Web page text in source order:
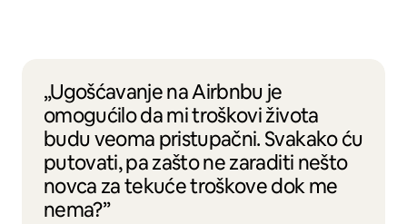
„Ugošćavanje na Airbnbu je
omogućilo da mi troškovi života
budu veoma pristupačni. Svakako ću
putovati, pa zašto ne zaraditi nešto
novca za tekuće troškove dok me
nema?”